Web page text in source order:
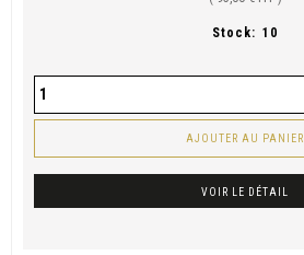
Stock: 10
AJOUTER AU PANIER
VOIR LE DÉTAIL